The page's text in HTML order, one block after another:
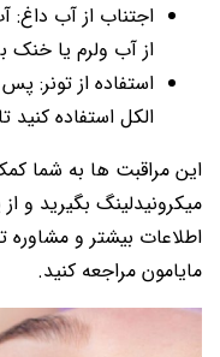
اجتناب از آب
از آب ولرم یا خنک
استفاده از تونر:
الکل استفاده کنید
این مراقبت ها به شما
میکرونیدلینگ بگیرید و
اطلاعات بیشتر و
مایامون مراجعه کنید.